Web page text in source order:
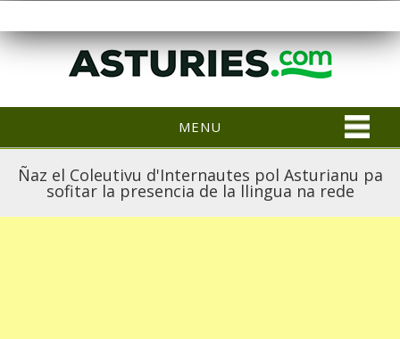
MENU
Ñaz el Coleutivu d'Internautes pol Asturianu pa
sofitar la presencia de la llingua na rede